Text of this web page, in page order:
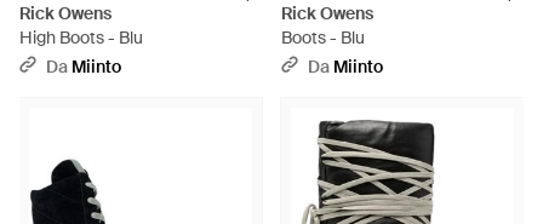
Rick Owens
High Boots - Blu
Da Miinto
Rick Owens
Boots - Blu
Da Miinto